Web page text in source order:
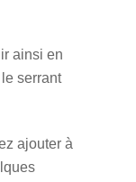
ainsi en
serrant
ajouter à